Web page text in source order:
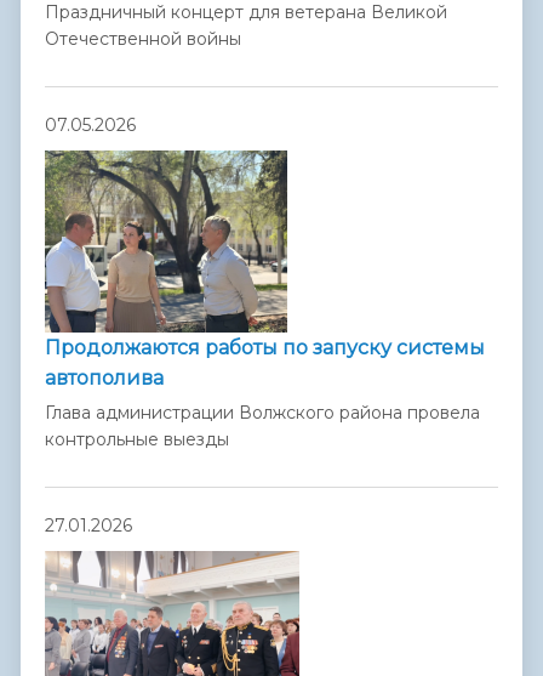
Праздничный концерт для ветерана Великой
Отечественной войны
07.05.2026
Продолжаются работы по запуску системы
автополива
Глава администрации Волжского района провела
контрольные выезды
27.01.2026